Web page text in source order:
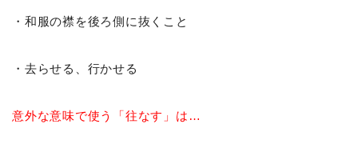
・和服の襟を後ろ側に抜くこと
・去らせる、行かせる
意外な意味で使う「往なす」は…